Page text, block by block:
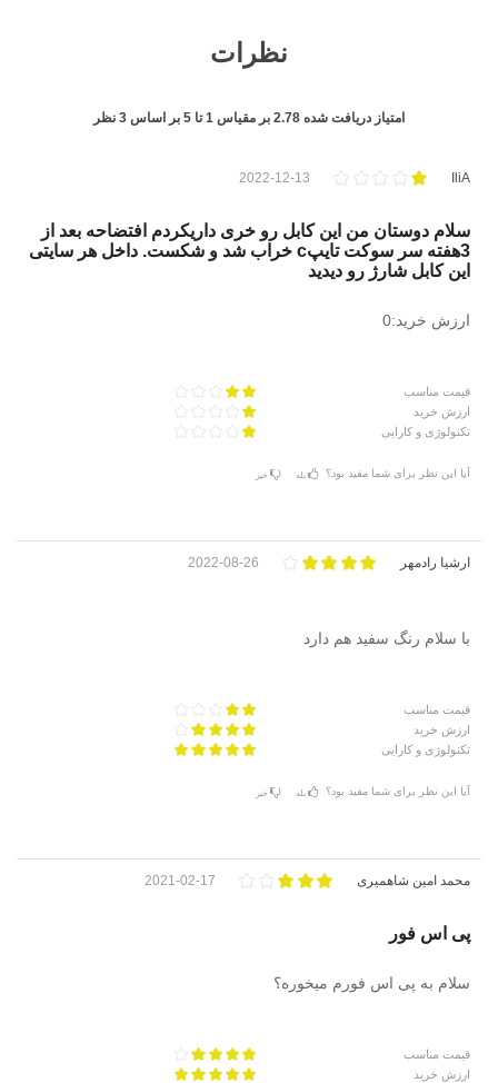
نظرات
امتیاز دریافت شده 2.78 بر مقیاس 1تا 5 بر اساس 3 نظر
IliA
2022-12-13
سلام دوستان من این کابل رو خری داریکردم افتضاحه بعد از
3هفته سر سوکت تایپc خراب شد و شکست. داخل هر سایتی
این کابل شارژ رو دیدید
ارزش خرید:0
قیمت مناسب
ارزش خرید
تکنولوژی و کارایی
آیا این نظر برای شما مفید بود؟ بله خیر
ارشیا رادمهر 2022-08-26
با سلام رنگ سفید هم دارد
قیمت مناسب
ارزش خرید
تکنولوژی و کارایی
آیا این نظر برای شما مفید بود؟ بله خیر
محمد امین شاهمیری 2021-02-17
پی اس فور
سلام به پی اس فورم میخوره؟
قیمت مناسب
ارزش خرید